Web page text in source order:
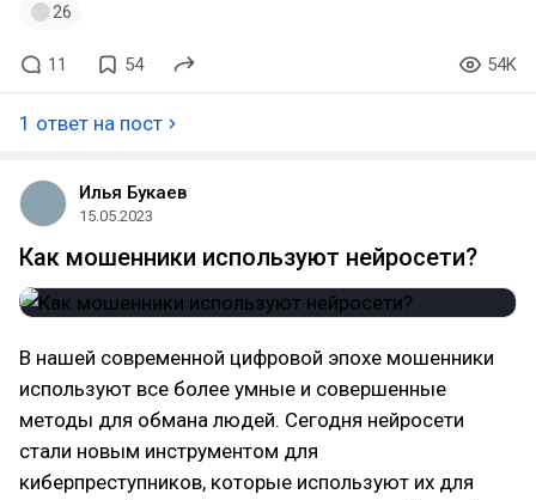
26
11 54 54K
1 ответ на пост
Илья Букаев
15.05.2023
Как мошенники используют нейросети?
В нашей современной цифровой эпохе мошенники
используют все более умные и совершенные
методы для обмана людей. Сегодня нейросети
стали новым инструментом для
киберпреступников, которые используют их для